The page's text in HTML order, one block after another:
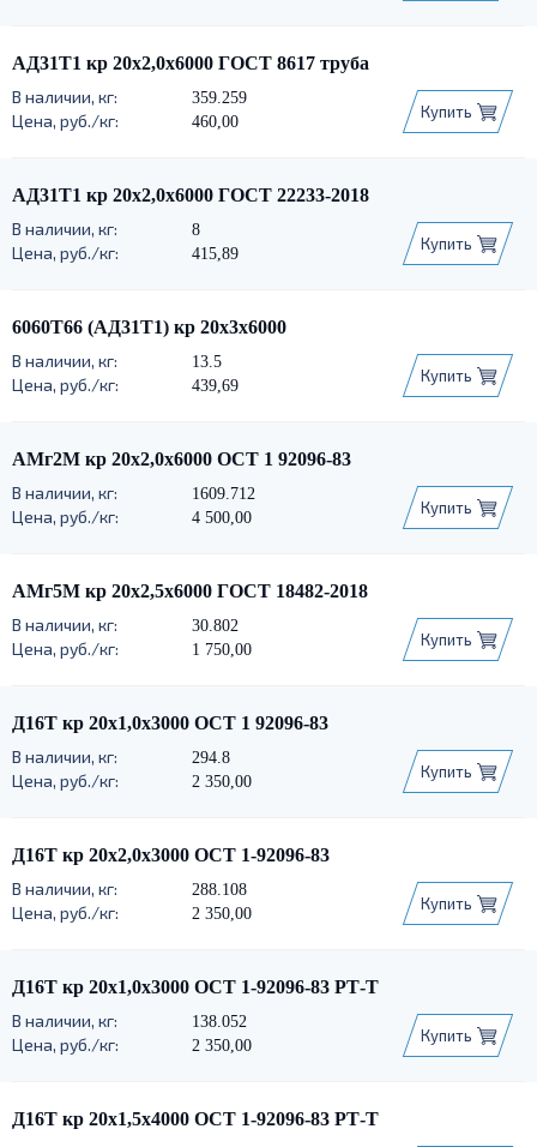
АД31Т1 кр 20х2,0х6000 ГОСТ 8617 труба
359.259
460,00
Купить
АД31Т1 кр 20х2,0х6000 ГОСТ 22233-2018
8
415,89
Купить
6060Т66 (АД31Т1) кр 20х3х6000
13.5
439,69
Купить
АМг2М кр 20х2,0х6000 ОСТ 1 92096-83
1609.712
4 500,00
Купить
АМг5М кр 20х2,5х6000 ГОСТ 18482-2018
30.802
1 750,00
Купить
Д16Т кр 20х1,0х3000 ОСТ 1 92096-83
294.8
2 350,00
Купить
Д16Т кр 20х2,0х3000 ОСТ 1-92096-83
288.108
2 350,00
Купить
Д16Т кр 20х1,0х3000 ОСТ 1-92096-83 РТ-Т
138.052
2 350,00
Купить
Д16Т кр 20х1,5х4000 ОСТ 1-92096-83 РТ-Т